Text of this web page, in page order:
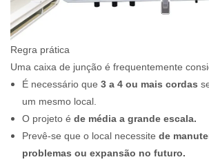
Regra prática
Uma caixa de junção é frequentemente
É necessário que 3 a 4 ou mais cordas
um mesmo local.
O projeto é de média a grande escala.
Prevê-se que o local necessite de
problemas ou expansão no futuro.